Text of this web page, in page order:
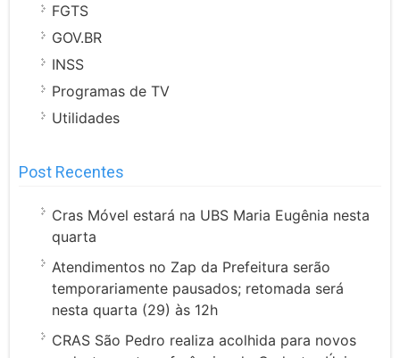
FGTS
GOV.BR
INSS
Programas de TV
Utilidades
Post Recentes
Cras Móvel estará na UBS Maria Eugênia nesta
quarta
Atendimentos no Zap da Prefeitura serão
temporariamente pausados; retomada será
nesta quarta (29) às 12h
CRAS São Pedro realiza acolhida para novos